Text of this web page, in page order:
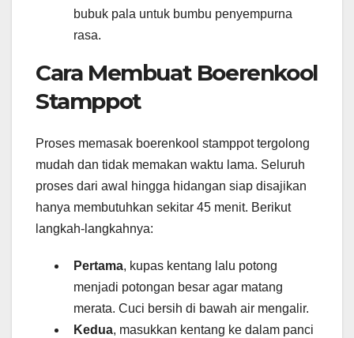
bubuk pala untuk bumbu penyempurna
rasa.
Cara Membuat Boerenkool
Stamppot
Proses memasak boerenkool stamppot tergolong
mudah dan tidak memakan waktu lama. Seluruh
proses dari awal hingga hidangan siap disajikan
hanya membutuhkan sekitar 45 menit. Berikut
langkah-langkahnya:
Pertama, kupas kentang lalu potong
menjadi potongan besar agar matang
merata. Cuci bersih di bawah air mengalir.
Kedua, masukkan kentang ke dalam panci